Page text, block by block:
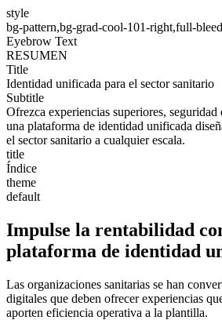
style
bg-pattern,bg-grad-cool-101-right,full-bleed
Eyebrow Text
RESUMEN
Title
Identidad unificada para el sector sanitario
Subtitle
Ofrezca experiencias superiores,
una plataforma de identidad unificada
el sector sanitario a cualquier escala.
title
Índice
theme
default
Impulse la rentabilidad
plataforma de identidad
Las organizaciones sanitarias se han
digitales que deben ofrecer experiencias
aporten eficiencia operativa a la plantilla.